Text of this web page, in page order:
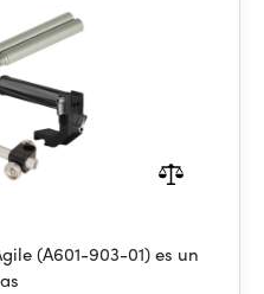
(A601-903-01) es un